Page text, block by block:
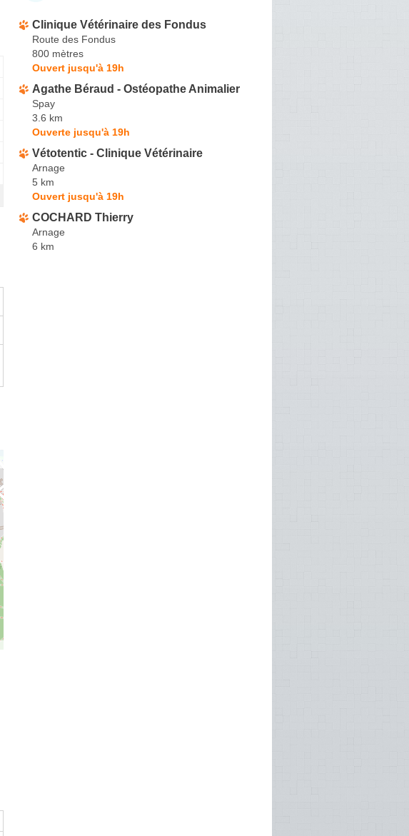
Clinique Vétérinaire des Fondus
Route des Fondus
800 mètres
Ouvert jusqu'à 19h
Agathe Béraud - Ostéopathe Animalier
Spay
3.6 km
Ouverte jusqu'à 19h
Vétotentic - Clinique Vétérinaire
Arnage
5 km
Ouvert jusqu'à 19h
COCHARD Thierry
Arnage
6 km